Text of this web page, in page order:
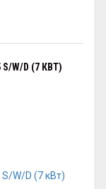
W/D (7 КВТ)